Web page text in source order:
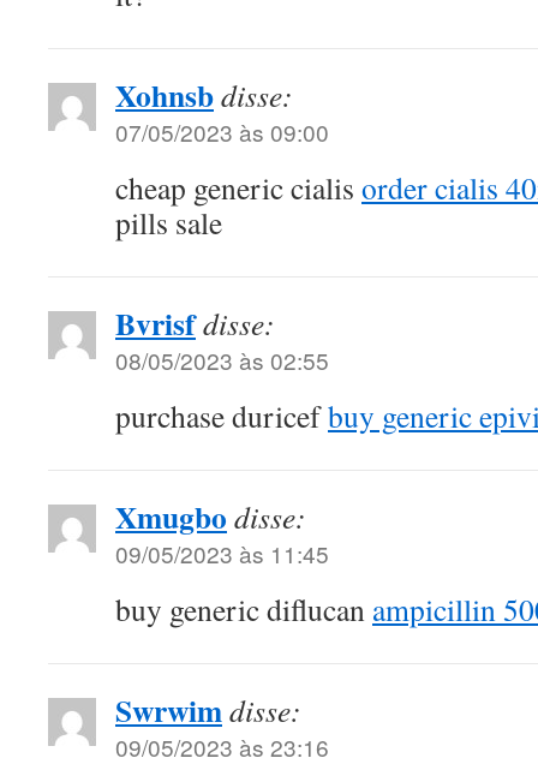
Xohnsbdisse:
07/05/2023 às 09:00
cheap generic cialis order cialis
pills sale
Bvrisfdisse:
08/05/2023 às 02:55
purchase duricefbuy generic
Xmugbo disse:
09/05/2023 às 11:45
buy generic diflucan ampicillin
Swrwimdisse:
09/05/2023 às 23:16